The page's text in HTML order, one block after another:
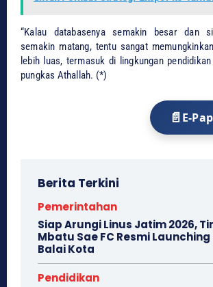
​“Kalau databasenya semakin besar dan
semakin matang, tentu sangat
lebih luas, termasuk di lingkungan
pungkas Athallah. (*)
E-
Berita Terkini
Pemerintahan
Siap Arungi Linus Jatim 2026,
Mbatu Sae FC Resmi
Balai Kota
Pendidikan